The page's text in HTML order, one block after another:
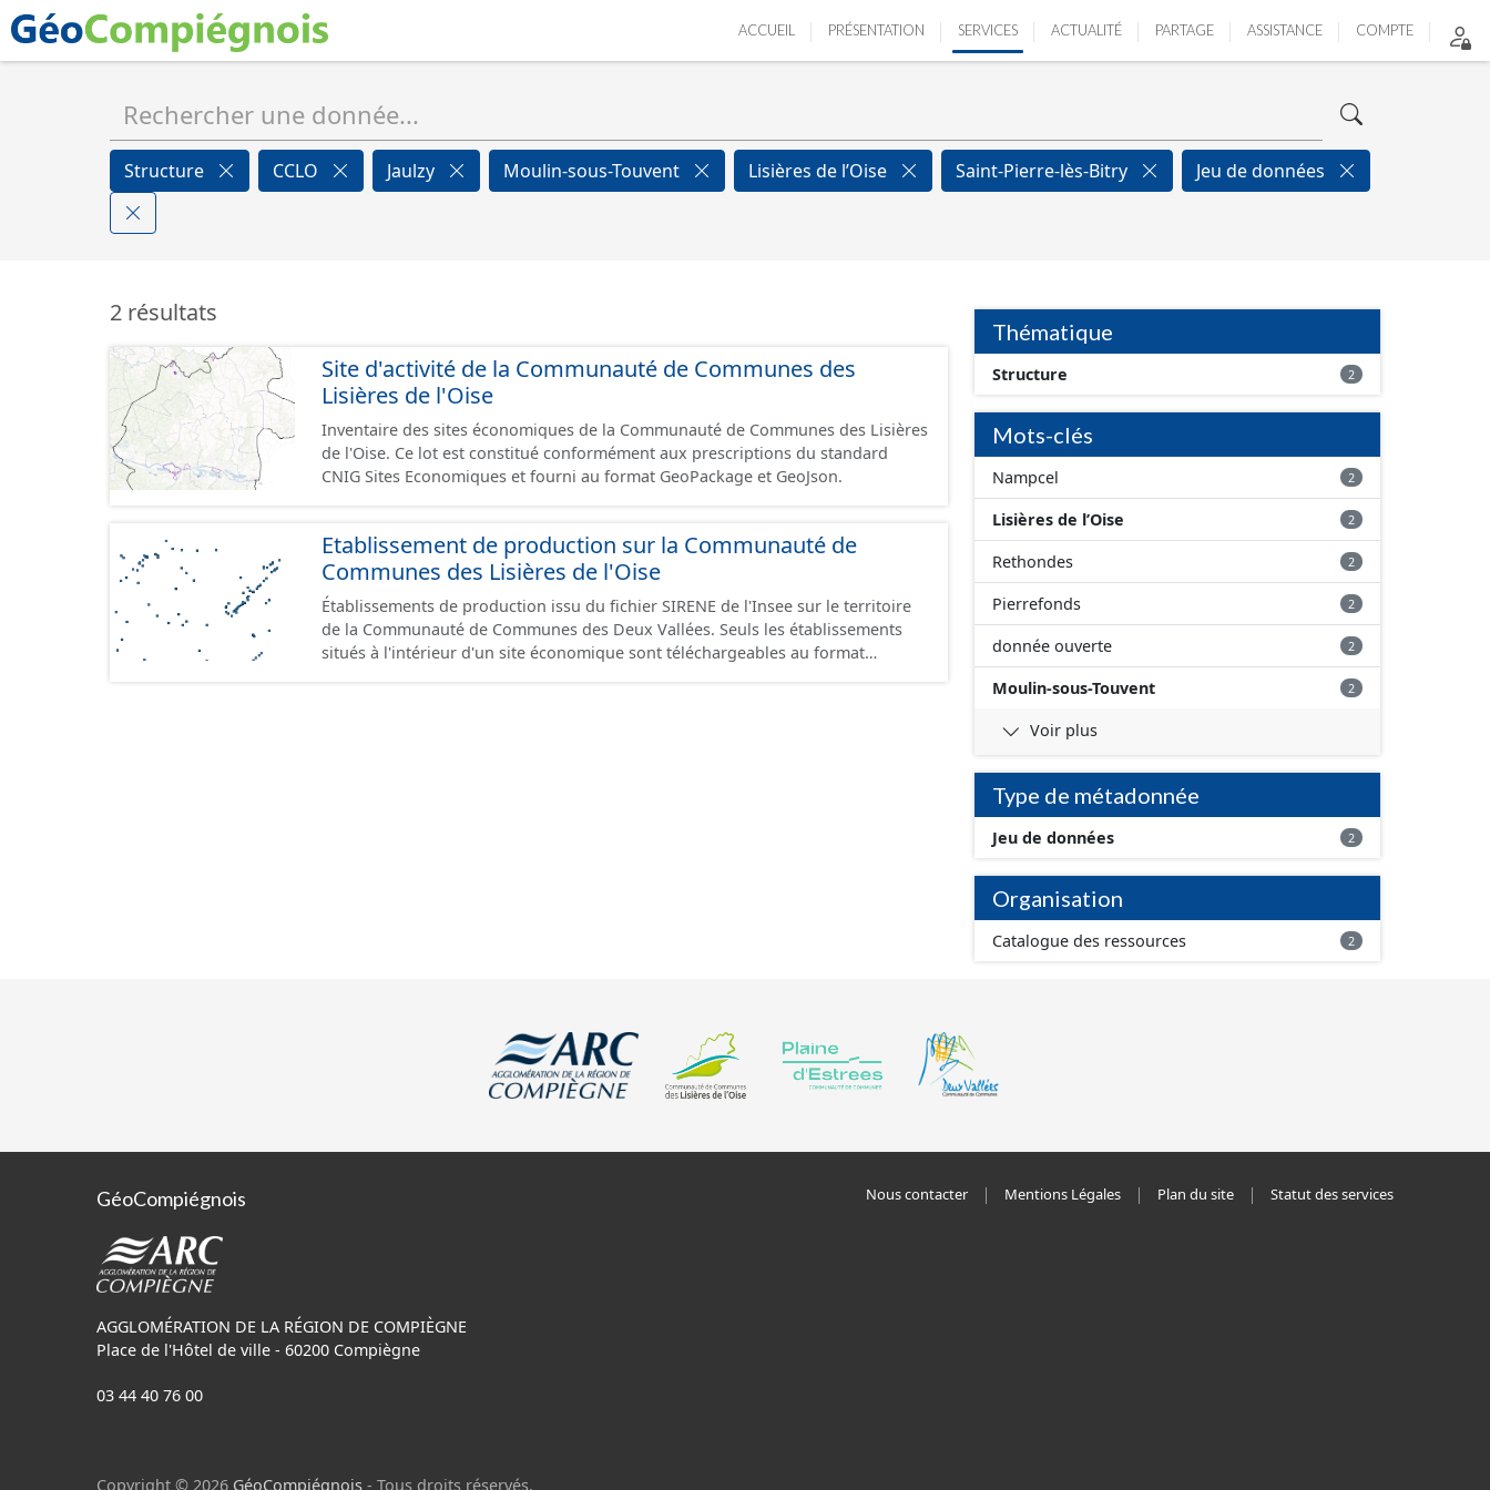
ACCUEIL PRÉSENTATION SERVICES ACTUALITÉ PARTAGE ASSISTANCE COMPTE
Structure CCLO Jaulzy Moulin-sous-Touvent Lisières de l’Oise Saint-Pierre-lès-Bitry Jeu de données
2 résultats
Site d'activité de la Communauté de Communes des
Lisières de l'Oise
Inventaire des sites économiques de la Communauté de Communes des Lisières
de l'Oise. Ce lot est constitué conformément aux prescriptions du standard
CNIG Sites Economiques et fourni au format GeoPackage et GeoJson.
Etablissement de production sur la Communauté de
Communes des Lisières de l'Oise
Établissements de production issu du fichier SIRENE de l'Insee sur le territoire
de la Communauté de Communes des Deux Vallées. Seuls les établissements
situés à l'intérieur d'un site économique sont téléchargeables au format
Thématique
Structure 2
Mots-clés
Nampcel 2
Lisières de l’Oise 2
Rethondes 2
Pierrefonds 2
donnée ouverte 2
Moulin-sous-Touvent 2
Voir plus
Type de métadonnée
Jeu de données 2
Organisation
Catalogue des ressources 2
GéoCompiégnois
AGGLOMÉRATION DE LA RÉGION DE COMPIÈGNE
Place de l'Hôtel de ville - 60200 Compiègne
03 44 40 76 00
Nous contacter Mentions Légales Plan du site Statut des services
Copyright © 2026 GéoCompiégnois - Tous droits réservés.